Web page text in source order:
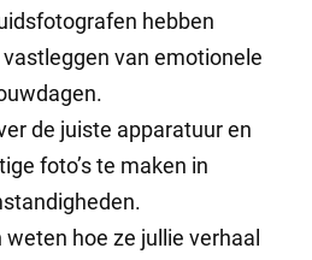
hebben
van emotionele
de juiste apparatuur en
foto’s te maken in
hoe ze jullie verhaal